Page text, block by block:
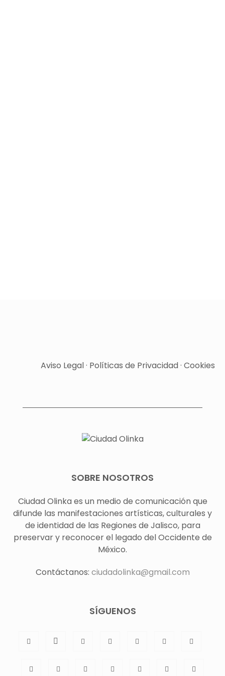
Aviso Legal· Políticas de Privacidad· Cookies
SOBRE NOSOTROS
Ciudad Olinka es un medio de comunicación que
difunde las manifestaciones artísticas, culturales y
de identidad de las Regiones de Jalisco, para
preservar y reconocer el legado del Occidente de
México.
Contáctanos: ciudadolinka@gmail.com
SÍGUENOS